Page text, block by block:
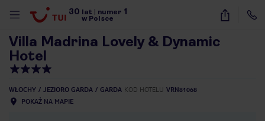
30 lat numer 1
w Polsce
21
Villa Madrina Lovely & Dynamic
Hotel
WŁOCHY JEZIORO GARDA GARDA KOD HOTELU VRN81068
POKAŻ NA MAPIE